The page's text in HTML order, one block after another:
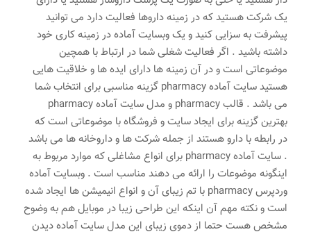
یک شرکت هستید که در زمینه داروها فعالیت دارد می توانید
پیشرفت به سزایی کنید و یک وبسایت آماده در زمینه کاری خود
داشته باشید . اگر فعالیت شغلی شما در ارتباط با همچین
موضوعاتی است و در آن زمینه ها دارای ایده ها و خلاقیت هایی
هستید سایت آماده pharmacy گزینه مناسبی برای انتخاب شما
می باشد . قالب pharmacy و مدل سایت آماده pharmacy
بهترین گزینه برای ایجاد سایت و فروشگاه با موضوعاتی است که
در رابطه با دارو هستند از جمله شرکت ها و داروخانه ها می باشد
. سایت آماده pharmacy برای انواع مشاغلی که موارد مربوط به
اینگونه موضوعات را ارائه می دهند مناسب است . وبسایت آماده
وردپرس pharmacy با تم زیبای آن و انواع انیمیشن ها ایجاد شده
است و نکته مهم آن اینکه این طراحی زیبا در موبایل هم به وضوح
مشخص هست حتما از دموی زیبای این مدل سایت آماده دیدن